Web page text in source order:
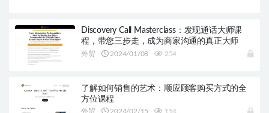
Discovery Call Masterclass：发现通话大师课
程，带您三步走，成为商家沟通的真正大师
外贸 2024/01/08 254
了解如何销售的艺术：顺应顾客购买方式的全
方位课程
外贸 2024/02/15 114